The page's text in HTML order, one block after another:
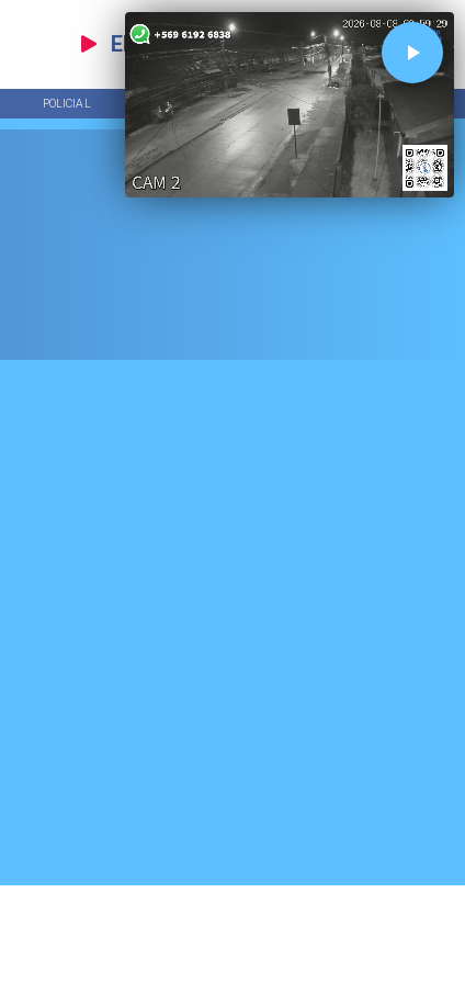
EN VIVO
POLICIAL TENDENCIAS